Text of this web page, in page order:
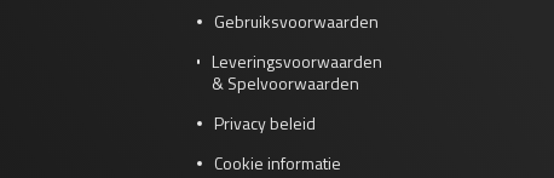
Gebruiksvoorwaarden
Leveringsvoorwaarden
& Spelvoorwaarden
Privacy beleid
Cookie informatie